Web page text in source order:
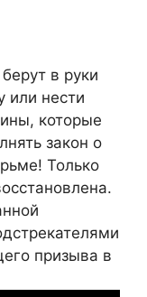
в руки
или нести
которые
закон о
Только
призыва в